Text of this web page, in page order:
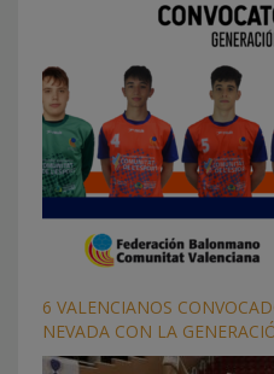
6 VALENCIANOS
NEVADA CON LA